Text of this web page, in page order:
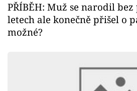
PŘÍBĚH: Muž se narodil bez
letech ale konečně přišel o
možné?